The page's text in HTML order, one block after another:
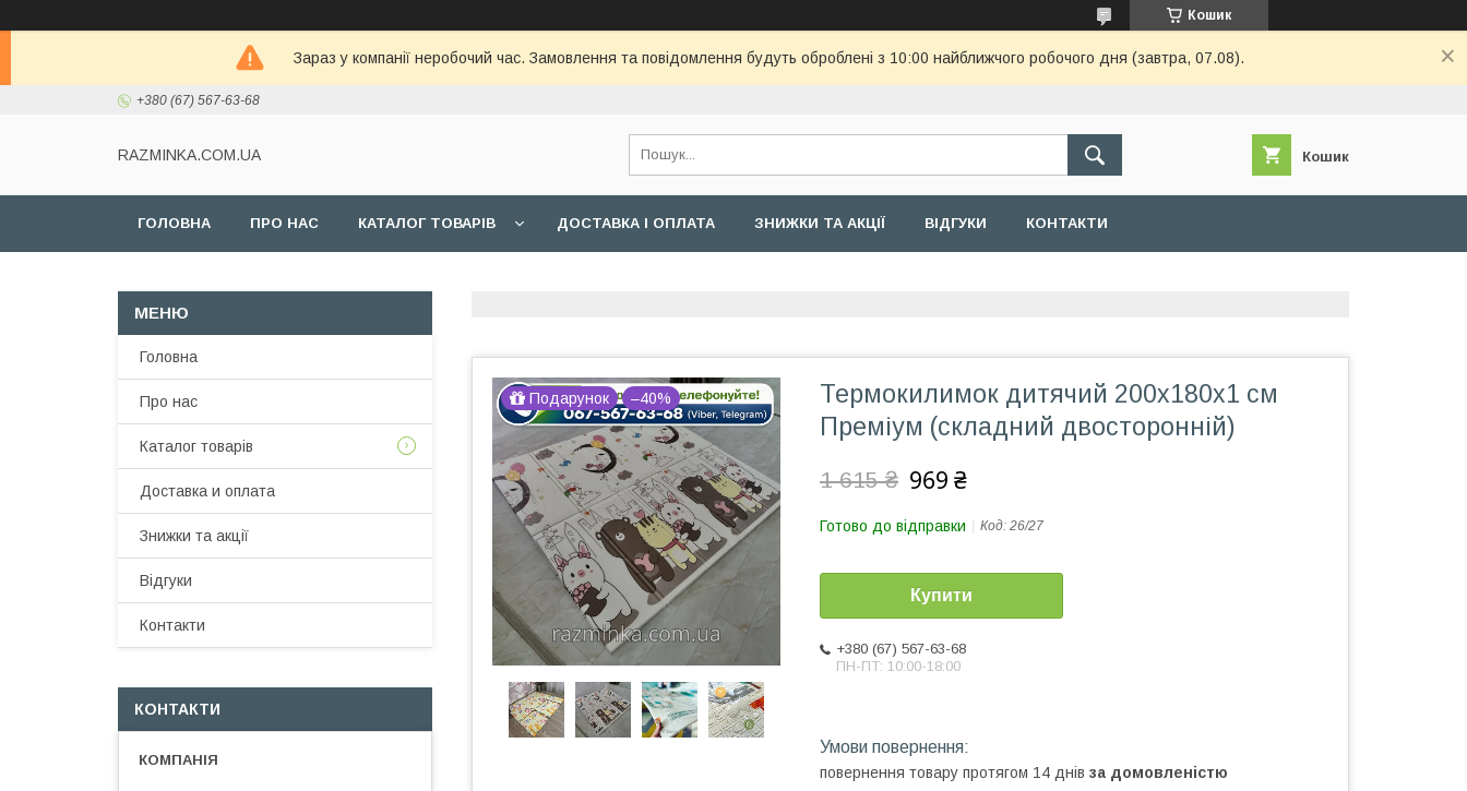
Кошик
Зараз у компанії неробочий час. Замовлення та повідомлення будуть оброблені з 10:00 найближчого робочого дня (завтра, 07.08).
+380 (67) 567-63-68
RAZMINKA.COM.UA Кошик
ГОЛОВНА ПРО НАС КАТАЛОГ ТОВАРІВ ДОСТАВКА І ОПЛАТА ЗНИЖКИ ТА АКЦІЇ ВІДГУКИ КОНТАКТИ
Подарунок –40%
Термокилимок дитячий 200х180х1 см
Преміум (складний двосторонній)
1 615 ₴ 969 ₴
Готово до відправки Код: 26/27
Купити
+380 (67) 567-63-68
ПН-ПТ: 10:00-18:00
повернення товару протягом 14 днів за домовленістю
Головна
Про нас
Каталог товарів
Доставка и оплата
Знижки та акції
Відгуки
Контакти
КОНТАКТИ